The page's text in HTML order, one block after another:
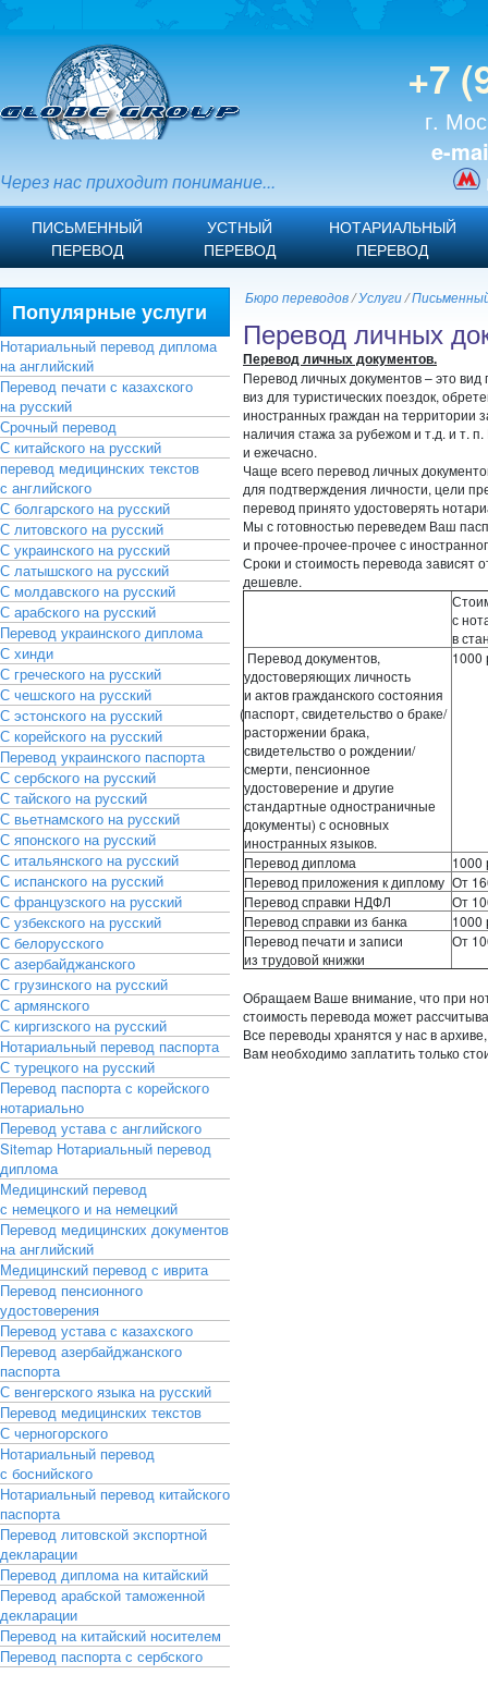
Через нас приходит понимание...
+7
г.
e-
ПИСЬМЕННЫЙ
ПЕРЕВОД
УСТНЫЙ
ПЕРЕВОД
НОТАРИАЛЬНЫЙ
ПЕРЕВОД
Популярные услуги
Нотариальный перевод диплома
на английский
Перевод печати с казахского
на русский
Срочный перевод
С китайского на русский
перевод медицинских текстов
с английского
С болгарского на русский
С литовского на русский
С украинского на русский
С латышского на русский
С молдавского на русский
С арабского на русский
Перевод украинского диплома
С хинди
С греческого на русский
С чешского на русский
С эстонского на русский
С корейского на русский
Перевод украинского паспорта
С сербского на русский
С тайского на русский
С вьетнамского на русский
С японского на русский
С итальянского на русский
С испанского на русский
С французского на русский
С узбекского на русский
С белорусского
С азербайджанского
С грузинского на русский
С армянского
С киргизского на русский
Нотариальный перевод паспорта
С турецкого на русский
Перевод паспорта с корейского
нотариально
Перевод устава с английского
Sitemap Нотариальный перевод
диплома
Медицинский перевод
с немецкого и на немецкий
Перевод медицинских документов
на английский
Медицинский перевод с иврита
Перевод пенсионного
удостоверения
Перевод устава с казахского
Перевод азербайджанского
паспорта
С венгерского языка на русский
Перевод медицинских текстов
С черногорского
Нотариальный перевод
с боснийского
Нотариальный перевод китайского
паспорта
Перевод литовской экспортной
декларации
Перевод диплома на китайский
Перевод арабской таможенной
декларации
Перевод на китайский носителем
Перевод паспорта с сербского
Бюро переводов/ Услуги/
Перевод личных
Перевод личных документов.
Перевод личных документов – это
виз для туристических поездок,
иностранных граждан на территории
наличия стажа за рубежом и т.д. и т.
и ежечасно.
Чаще всего перевод личных
для подтверждения личности, цели
перевод принято удостоверять
Мы с готовностью переведем Ваш
и прочее-прочее-прочее с
Сроки и стоимость перевода зависят
дешевле.
с
в
Перевод документов,
удостоверяющих личность
и актов гражданского состояния
(паспорт, свидетельство о браке/
расторжении брака,
свидетельство о рождении/
смерти, пенсионное
удостоверение и другие
стандартные одностраничные
документы) с основных
иностранных языков.
1000
Перевод диплома
1000
Перевод приложения к диплому От
Перевод справки НДФЛ
От
Перевод справки из банка
1000
Перевод печати и записи
из трудовой книжки
От
Обращаем Ваше внимание, что при
стоимость перевода может
Все переводы хранятся у нас в
Вам необходимо заплатить только